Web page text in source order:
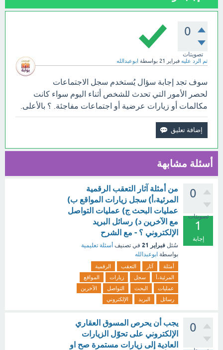
0
تصويتات
تم الرد عليه فبراير 21 بواسطة ابوعبدالله
سوف تجد إجابة سؤال يُستخدم سجل الاجتماعات
لحصر الأمور التي تحدث للشخص أثناء اليوم سواء كانت
مكالمات أو زيارات عرضية أو اجتماعات مفاجئة. ؟ بالأعلى.
أسئلة مشابهة
0
تصويتات
1
إجابة
من أمثلة آثار التعقب الرقمية
المرئية،أ) سجل زيارات المواقع ب)
عمليات البحث ج) عمليات التواصل
مع الآخرين د) رسائل البريد
الإلكتروني ؟ - مع الشرح
سُئل فبراير 21 في تصنيف أسئلة تعليمية
بواسطة ابوعبدالله
أمثلة آثار التعقب
الرقمية
المرئية،أ
سجل زيارات
المواقع
عمليات
البحث التواصل
الآخرين
رسائل
البريد الإلكتروني
0
يجب أن يحرص المسوق العقاري
الإلكتروني على تحوّل الزيارات
العادية إلى زيارات مستمرة صح او